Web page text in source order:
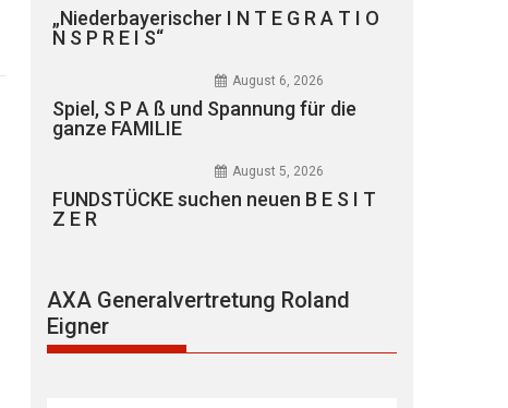
„Niederbayerischer I N T E G R A T I O
N S P R E I S“
August 6, 2026
Spiel, S P A ß und Spannung für die
ganze FAMILIE
August 5, 2026
FUNDSTÜCKE suchen neuen B E S I T
Z E R
AXA Generalvertretung Roland
Eigner